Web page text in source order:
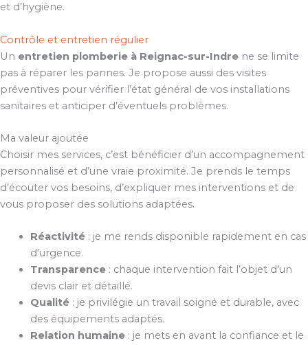
et d’hygiène.
Contrôle et entretien régulier
Un entretien plomberie à Reignac-sur-Indre ne se limite
pas à réparer les pannes. Je propose aussi des visites
préventives pour vérifier l’état général de vos installations
sanitaires et anticiper d’éventuels problèmes.
Ma valeur ajoutée
Choisir mes services, c’est bénéficier d’un accompagnement
personnalisé et d’une vraie proximité. Je prends le temps
d’écouter vos besoins, d’expliquer mes interventions et de
vous proposer des solutions adaptées.
Réactivité: je me rends disponible rapidement en cas
d’urgence.
Transparence: chaque intervention fait l’objet d’un
devis clair et détaillé.
Qualité: je privilégie un travail soigné et durable, avec
des équipements adaptés.
Relation humaine: je mets en avant la confiance et le